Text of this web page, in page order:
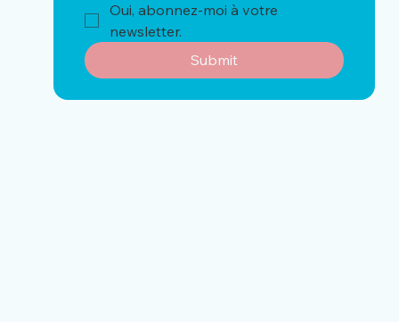
Oui, abonnez-moi à votre
newsletter.
Submit